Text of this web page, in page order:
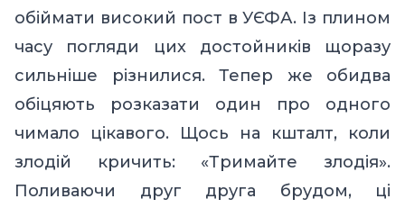
обіймати високий пост в УЄФА. Із плином
часу погляди цих достойників щоразу
сильніше різнилися. Тепер же обидва
обіцяють розказати один про одного
чимало цікавого. Щось на кшталт, коли
злодій кричить: «Тримайте злодія».
Поливаючи друг друга брудом, ці